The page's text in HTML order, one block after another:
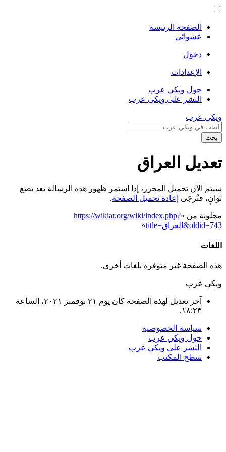
الصفحة الرئيسة
عشوائي
دخول
الإعدادات
حول ويكي عرب
النشر على ويكي عرب
ويكي عرب
بحث
تعديل العراق
سيتم الآن تحميل المحرر، إذا استمر ظهور هذه الرسالة بعد بضع
ثوانٍ، فتُرجَى
إعادة تحميل الصفحة.
مجلوبة من «https://wikiar.org/wiki/index.php?
title=العراق&oldid=743
»
اللغات
هذه الصفحة غير متوفرة بلغات أخرى.
ويكي عرب
آخر تعديل لهذه الصفحة كان يوم ٢١ نوفمبر ٢٠٢١، الساعة
١٨:٢٣.
سياسة الخصوصية
حول ويكي عرب
النشر على ويكي عرب
سطح المكتب